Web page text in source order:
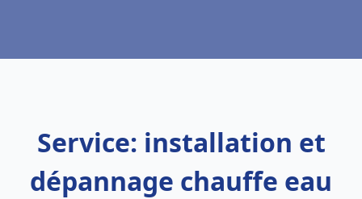
Service: installation et
dépannage chauffe eau